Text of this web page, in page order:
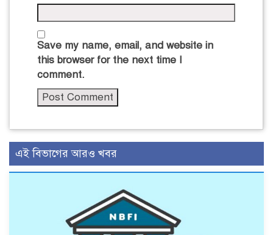
Save my name, email, and website in
this browser for the next time I
comment.
এই বিভাগের আরও খবর